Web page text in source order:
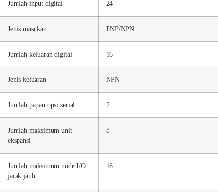
Jumlah input digital 24
Jenis masukan PNP/NPN
Jumlah keluaran digital 16
Jenis keluaran NPN
Jumlah papan opsi serial 2
Jumlah maksimum unit
ekspansi
8
Jumlah maksimum node I/O
jarak jauh
16